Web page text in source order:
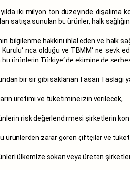
iki milyon ton düzeyinde dışalıma
satışa sunulan bu ürünler, halk
bilgilenme hakkını ihlal eden ve halk
Kurulu‘ nda olduğu ve TBMM‘ ne sevk
ürünlerin Türkiye‘ de ekimine de
bir sır gibi saklanan Tasarı Taslağı
ların üretimi ve tüketimine izin verilecek,
risk değerlendirmesi şirketlerin
lu ürünlerden zarar gören çiftçiler ve
ülkemize sokan veya üreten